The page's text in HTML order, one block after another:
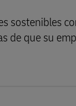
sostenibles
de que su